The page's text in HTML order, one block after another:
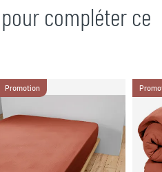
compléter ce
Promotion